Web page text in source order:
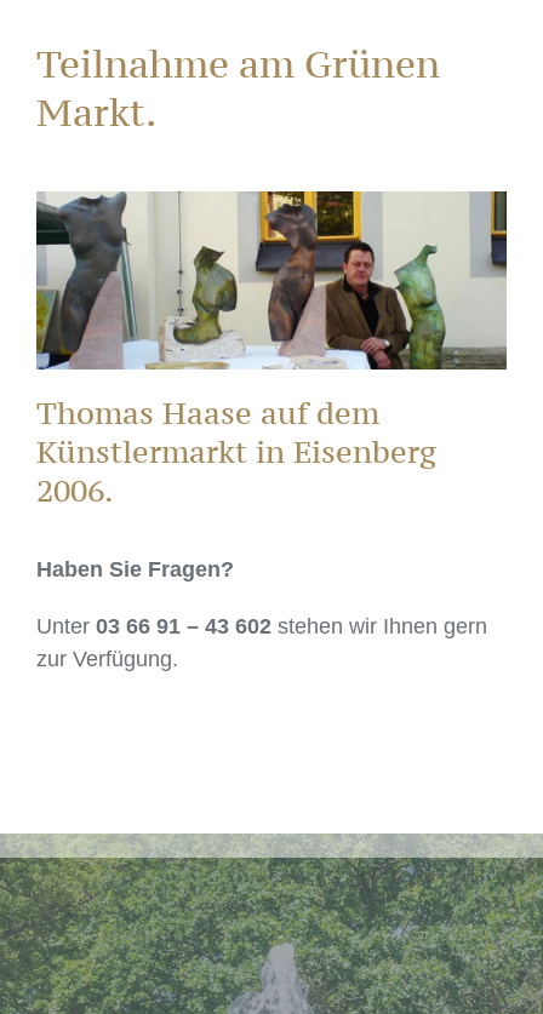
Teilnahme am Grünen
Markt.
Thomas Haase auf dem
Künstlermarkt in Eisenberg
2006.
Haben Sie Fragen?
Unter 03 66 91 – 43 602 stehen wir Ihnen gern
zur Verfügung.